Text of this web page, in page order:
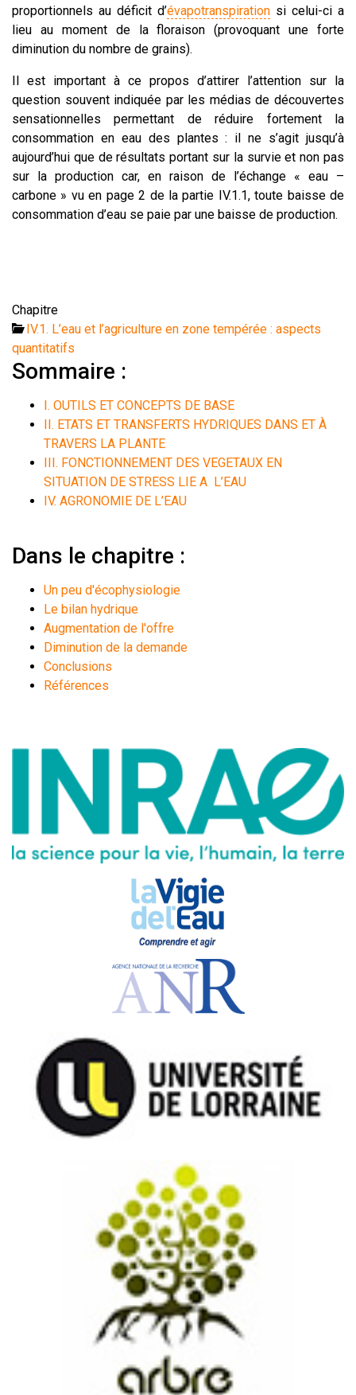
proportionnels au déficit d’évapotranspiration si celui-ci a
lieu au moment de la floraison (provoquant une forte
diminution du nombre de grains).
Il est important à ce propos d’attirer l’attention sur la
question souvent indiquée par les médias de découvertes
sensationnelles permettant de réduire fortement la
consommation en eau des plantes : il ne s’agit jusqu’à
aujourd’hui que de résultats portant sur la survie et non pas
sur la production car, en raison de l’échange « eau –
carbone » vu en page 2 de la partie IV.1.1, toute baisse de
consommation d’eau se paie par une baisse de production.
Chapitre
IV.1. L’eau et l’agriculture en zone tempérée : aspects
quantitatifs
Sommaire :
I. OUTILS ET CONCEPTS DE BASE
II. ETATS ET TRANSFERTS HYDRIQUES DANS ET À
TRAVERS LA PLANTE
III. FONCTIONNEMENT DES VEGETAUX EN
SITUATION DE STRESS LIE A L’EAU
IV. AGRONOMIE DE L’EAU
Dans le chapitre :
Un peu d'écophysiologie
Le bilan hydrique
Augmentation de l'offre
Diminution de la demande
Conclusions
Références